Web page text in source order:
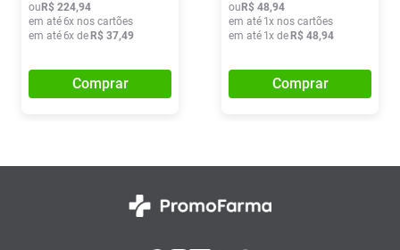
ou R$ 224,94
em até6x nos cartões
em até6x de R$ 37,49
Comprar
ou R$ 48,94
em até 1x nos cartões
em até 1x de R$ 48,94
Comprar